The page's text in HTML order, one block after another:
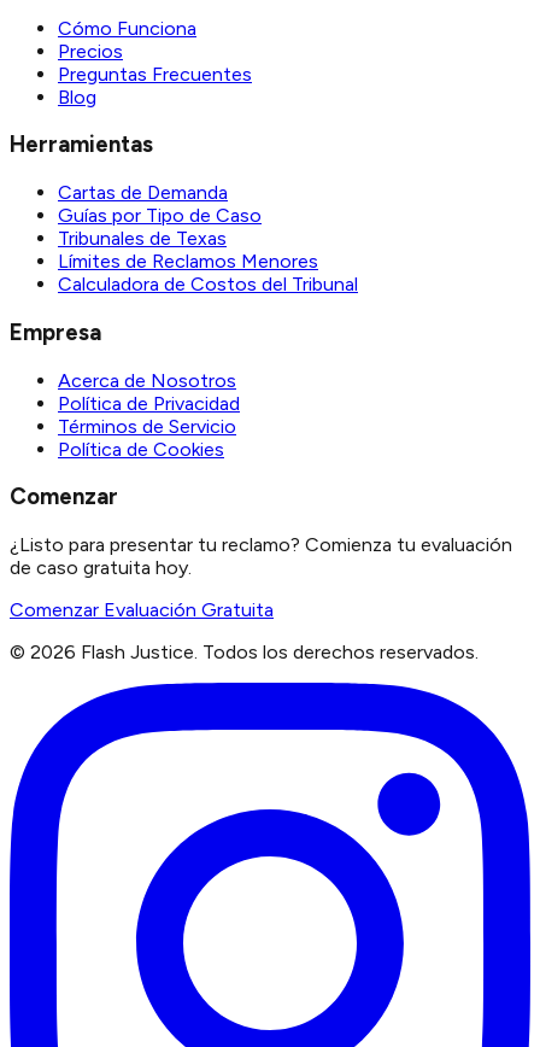
Cómo Funciona
Precios
Preguntas Frecuentes
Blog
Herramientas
Cartas de Demanda
Guías por Tipo de Caso
Tribunales de Texas
Límites de Reclamos Menores
Calculadora de Costos del Tribunal
Empresa
Acerca de Nosotros
Política de Privacidad
Términos de Servicio
Política de Cookies
Comenzar
¿Listo para presentar tu reclamo? Comienza tu evaluación
de caso gratuita hoy.
Comenzar Evaluación Gratuita
© 2026 Flash Justice. Todos los derechos reservados.